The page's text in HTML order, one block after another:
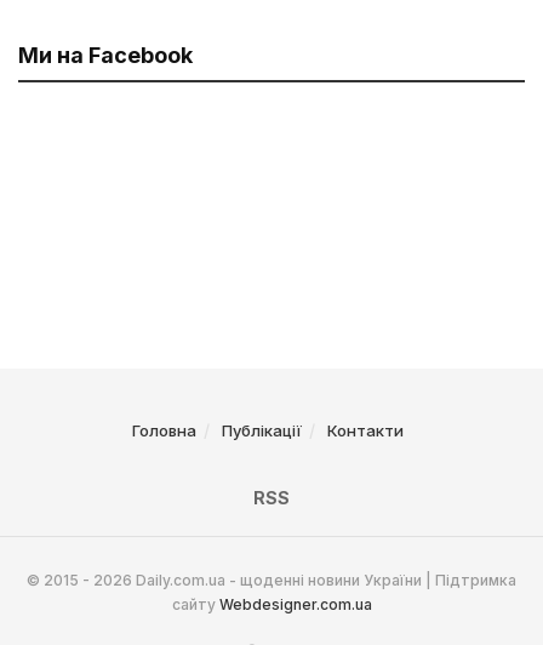
Ми на Facebook
Головна Публікації Контакти
RSS
© 2015 - 2026 Daily.com.ua - щоденні новини України | Підтримка
сайту Webdesigner.com.ua